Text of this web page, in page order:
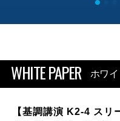
WHITE PAPER ホワ
【基調講演 K2-4 スリ